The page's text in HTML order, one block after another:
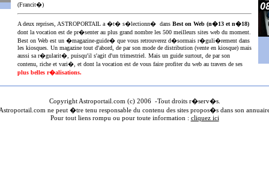
(Francit�)
A deux reprises, ASTROPORTAIL a �t� s�lectionn� dans Best on Web (n�13 et n�18)
dont la vocation est de pr�senter au plus grand nombre les 500 meilleurs sites web du moment.
Best on Web est un �magazine-guide� que vous retrouverez d�sormais r�guli�rement dans
les kiosques. Un magazine tout d'abord, de par son mode de distribution (vente en kiosque) mais
aussi sa r�gularit�, puisqu'il s'agit d'un trimestriel. Mais un guide surtout, de par son
contenu, riche et vari�, et dont la vocation est de vous faire profiter du web au travers de ses
plus belles r�alisations.
Copyright Astroportail.com (c) 2006 -Tout droits r�serv�s.
ne peut �tre tenu responsable du contenu des sites propos�s dans son
Pour tout liens rompu ou pour toute information : cliquez ici